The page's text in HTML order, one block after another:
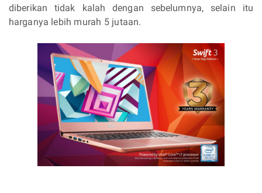
diberikan tidak kalah dengan sebelumnya, selain itu
harganya lebih murah 5 jutaan.